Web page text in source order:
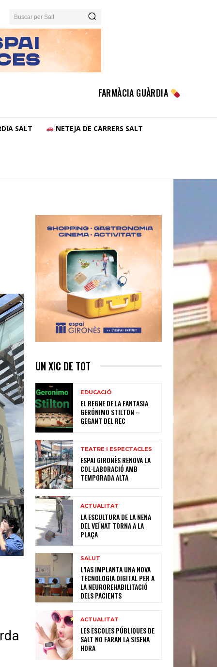
Buscar per Salt
FARMÀCIA GUÀRDIA
SALT NETEJA DE CARRERS SALT
UN XIC DE TOT
EDUCACIÓ
EL REGNE DE LA FANTASIA
GERÓNIMO STILTON –
GEGANT DEL REC
TEATRE I ESPECTACLES
ESPAI GIRONÈS RENOVA LA
COL·LABORACIÓ AMB
TEMPORADA ALTA
ACTUALITAT
LA ESCULTURA DE LA NENA
DEL VEÏNAT TORNA A LA
PLAÇA
SALUT
L’IAS IMPLANTA UNA NOVA
TECNOLOGIA DIGITAL PER A
LA NEUROREHABILITACIÓ
DELS PACIENTS
ACTUALITAT
LES ESCOLES PÚBLIQUES DE
SALT NO FARAN LA SISENA
HORA